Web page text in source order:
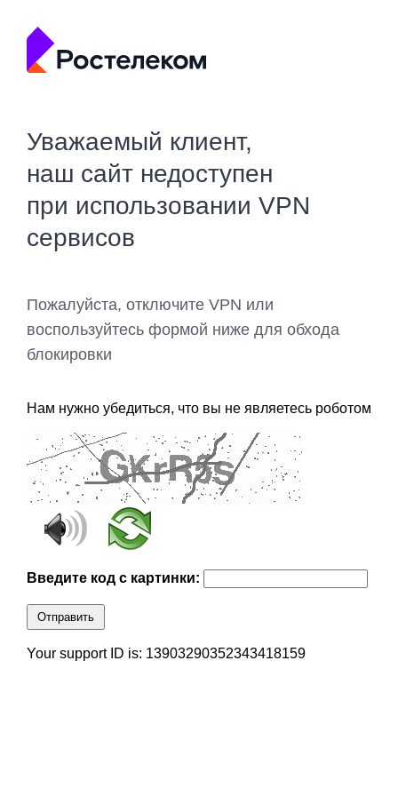
Уважаемый клиент,
наш сайт недоступен
при использовании VPN
сервисов
Пожалуйста, отключите VPN или
воспользуйтесь формой ниже для обхода
блокировки
Нам нужно убедиться, что вы не являетесь роботом
Введите код с картинки:
Отправить
Your support ID is: 13903290352343418159